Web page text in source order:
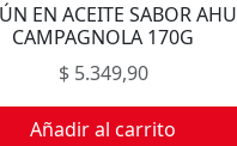
EN ACEITE SABOR
CAMPAGNOLA 170G
$5.349,90
Añadir al carrito